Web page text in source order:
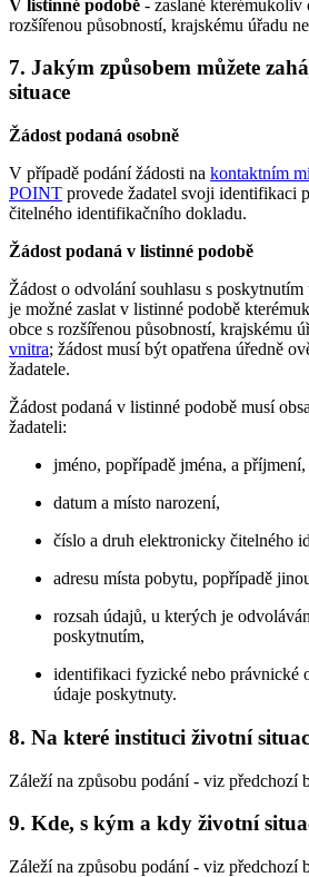
V listinné podobě - zaslané kterémukoliv
rozšířenou působností, krajskému úřadu
7. Jakým způsobem můžete
situace
Žádost podaná osobně
V případě podání žádosti na kontaktním
POINT provede žadatel svoji identifikaci
čitelného identifikačního dokladu.
Žádost podaná v listinné podobě
Žádost o odvolání souhlasu s
je možné zaslat v listinné podobě
obce s rozšířenou působností, krajskému
vnitra; žádost musí být opatřena úředně
žadatele.
Žádost podaná v listinné podobě musí
žadateli:
jméno, popřípadě jména, a příjmení,
datum a místo narození,
číslo a druh elektronicky čitelného
adresu místa pobytu, popřípadě
rozsah údajů, u kterých je
poskytnutím,
identifikaci fyzické nebo právnické
údaje poskytnuty.
8. Na které instituci životní
Záleží na způsobu podání - viz předchozí
9. Kde, s kým a kdy životní
Záleží na způsobu podání - viz předchozí